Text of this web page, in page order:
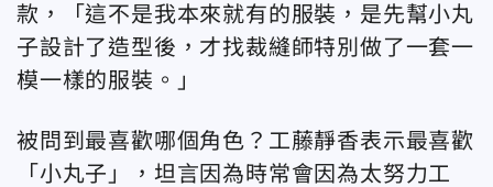
款，「這不是我本來就有的服裝，是先幫小丸
子設計了造型後，才找裁縫師特別做了一套一
模一樣的服裝。」
被問到最喜歡哪個角色？工藤靜香表示最喜歡
「小丸子」，坦言因為時常會因為太努力工